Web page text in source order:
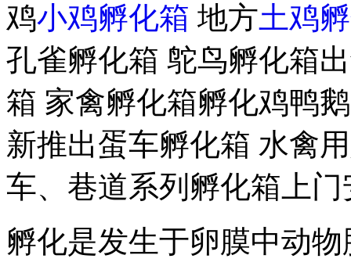
鸡小鸡孵化箱 地方土鸡
孔雀孵化箱 鸵鸟孵化箱
箱 家禽孵化箱孵化鸡鸭
新推出蛋车孵化箱 水禽
车、巷道系列孵化箱上
孵化是发生于卵膜中动